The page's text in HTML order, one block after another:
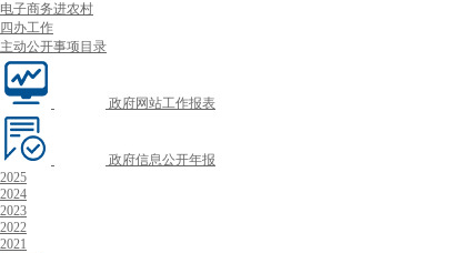
电子商务进农村
四办工作
主动公开事项目录
政府网站工作报表
政府信息公开年报
2025
2024
2023
2022
2021